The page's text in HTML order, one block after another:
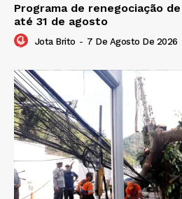
Programa de renegociação
até 31 de agosto
Jota Brito - 7 De Agosto De 2026